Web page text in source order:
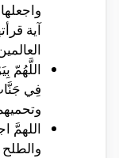
آية
اللَّهُمّ
فِي
اللهمَّ